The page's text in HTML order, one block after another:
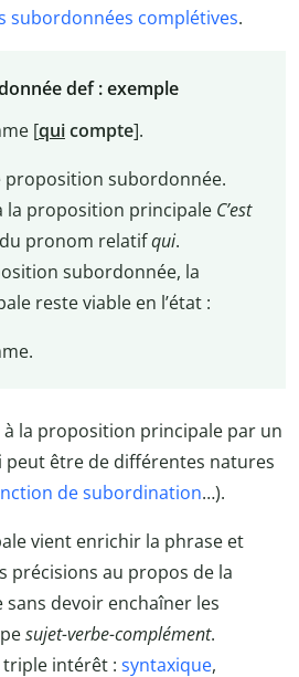
subordonnées complétives.
def : exemple
[quicompte].
subordonnée.
la proposition principale C’est
pronom relatifqui.
subordonnée, la
reste viable en l’état :
à la proposition principale par un
être de différentes natures
de subordination…).
vient enrichir la phrase et
précisions au propos de la
devoir enchaîner les
sujet-verbe-complément.
triple intérêt : syntaxique,